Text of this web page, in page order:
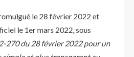
le 28 février 2022 et
le 1er mars 2022, sous
270 du 28 février 2022 pour un